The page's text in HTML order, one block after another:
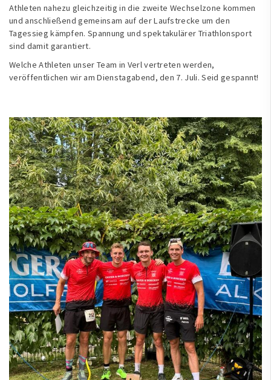
Athleten nahezu gleichzeitig in die zweite Wechselzone kommen
und anschließend gemeinsam auf der Laufstrecke um den
Tagessieg kämpfen. Spannung und spektakulärer Triathlonsport
sind damit garantiert.
Welche Athleten unser Team in Verl vertreten werden,
veröffentlichen wir am Dienstagabend, den 7. Juli. Seid gespannt!